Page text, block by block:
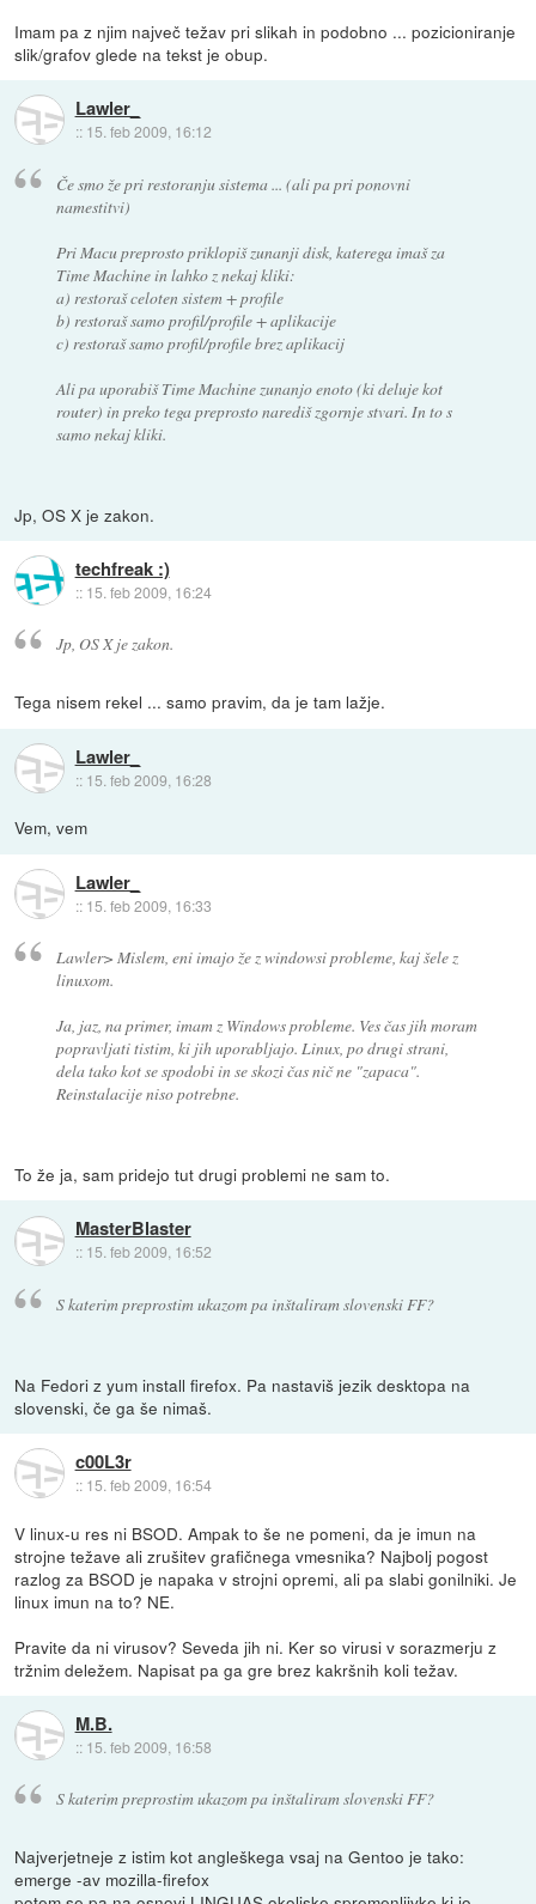
Imam pa z njim največ težav pri slikah in podobno ... pozicioniranje
slik/grafov glede na tekst je obup.
Lawler_
:: 15. feb 2009, 16:12
Če smo že pri restoranju sistema ... (ali pa pri ponovni
namestitvi)
Pri Macu preprosto priklopiš zunanji disk, katerega imaš za
Time Machine in lahko z nekaj kliki:
a) restoraš celoten sistem + profile
b) restoraš samo profil/profile + aplikacije
c) restoraš samo profil/profile brez aplikacij
Ali pa uporabiš Time Machine zunanjo enoto (ki deluje kot
router) in preko tega preprosto narediš zgornje stvari. In to s
samo nekaj kliki.
Jp, OS X je zakon.
techfreak :)
:: 15. feb 2009, 16:24
Jp, OS X je zakon.
Tega nisem rekel ... samo pravim, da je tam lažje.
Lawler_
:: 15. feb 2009, 16:28
Vem, vem
Lawler_
:: 15. feb 2009, 16:33
Lawler> Mislem, eni imajo že z windowsi probleme, kaj šele z
linuxom.
Ja, jaz, na primer, imam z Windows probleme. Ves čas jih moram
popravljati tistim, ki jih uporabljajo. Linux, po drugi strani,
dela tako kot se spodobi in se skozi čas nič ne "zapaca".
Reinstalacije niso potrebne.
To že ja, sam pridejo tut drugi problemi ne sam to.
MasterBlaster
:: 15. feb 2009, 16:52
S katerim preprostim ukazom pa inštaliram slovenski FF?
Na Fedori z yum install firefox. Pa nastaviš jezik desktopa na
slovenski, če ga še nimaš.
c00L3r
:: 15. feb 2009, 16:54
V linux-u res ni BSOD. Ampak to še ne pomeni, da je imun na
strojne težave ali zrušitev grafičnega vmesnika? Najbolj pogost
razlog za BSOD je napaka v strojni opremi, ali pa slabi gonilniki. Je
linux imun na to? NE.
Pravite da ni virusov? Seveda jih ni. Ker so virusi v sorazmerju z
tržnim deležem. Napisat pa ga gre brez kakršnih koli težav.
M.B.
:: 15. feb 2009, 16:58
S katerim preprostim ukazom pa inštaliram slovenski FF?
Najverjetneje z istim kot angleškega vsaj na Gentoo je tako:
emerge -av mozilla-firefox